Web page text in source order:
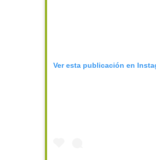
Ver esta publicación en